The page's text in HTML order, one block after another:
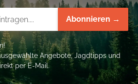
Abonnieren →
Angebote, Jagdtipps und
per E-Mail.